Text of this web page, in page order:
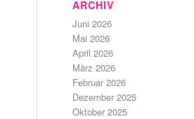
ARCHIV
Juni 2026
Mai 2026
April 2026
März 2026
Februar 2026
Dezember 2025
Oktober 2025